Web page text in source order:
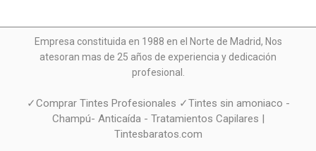
Empresa constituida en 1988 en el Norte de Madrid, Nos
atesoran mas de 25 años de experiencia y dedicación
profesional.
✓Comprar Tintes Profesionales ✓Tintes sin amoniaco -
Champú- Anticaída - Tratamientos Capilares |
Tintesbaratos.com